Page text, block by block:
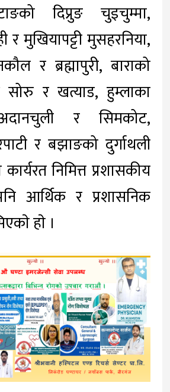
दिप्रुङ चुइचुम्मा,
मुखियापट्टी मुसहरनिया,
र ब्रह्मापुरी, बाराको
र खत्याड, हुम्लाका
र सिमकोट,
र बझाङको दुर्गाथली
निमित्त प्रशासकीय
आर्थिक र प्रशासनिक
हाे ।